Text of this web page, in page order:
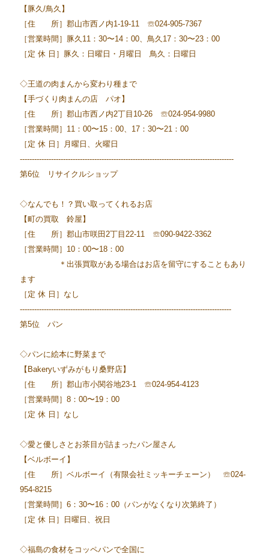
【豚久/鳥久】
［住 所］郡山市西ノ内1-19-11 ☏024-905-7367
［営業時間］豚久11：30〜14：00、鳥久17：30〜23：00
［定 休 日］豚久：日曜日・月曜日 鳥久：日曜日
◇王道の肉まんから変わり種まで
【手づくり肉まんの店 パオ】
［住 所］郡山市西ノ内2丁目10-26 ☏024-954-9980
［営業時間］11：00〜15：00、17：30〜21：00
［定 休 日］月曜日、火曜日
-----------------------------------------------------------------------------------------
第6位 リサイクルショップ
◇なんでも！？買い取ってくれるお店
【町の買取 鈴屋】
［住 所］郡山市咲田2丁目22-11 ☏090-9422-3362
［営業時間］10：00〜18：00
＊出張買取がある場合はお店を留守にすることもあり
ます
［定 休 日］なし
----------------------------------------------------------------------------------------
第5位 パン
◇パンに絵本に野菜まで
【Bakeryいずみがもり桑野店】
［住 所］郡山市小関谷地23-1 ☏024-954-4123
［営業時間］8：00〜19：00
［定 休 日］なし
◇愛と優しさとお茶目が詰まったパン屋さん
【ベルボーイ】
［住 所］ベルボーイ（有限会社ミッキーチェーン） ☏024-
954-8215
［営業時間］6：30〜16：00（パンがなくなり次第終了）
［定 休 日］日曜日、祝日
◇福島の食材をコッペパンで全国に